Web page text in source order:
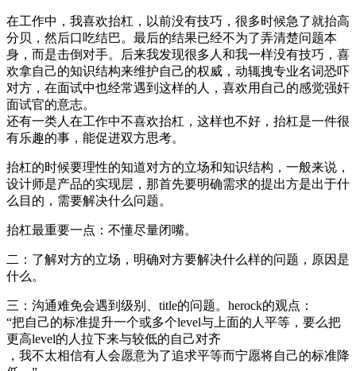
在工作中，我喜欢抬杠，以前没有技巧，很多时候急了就抬高
分贝，然后口吃结巴。最后的结果已经不为了弄清楚问题本
身，而是击倒对手。后来我发现很多人和我一样没有技巧，喜
欢拿自己的知识结构来维护自己的权威，动辄拽专业名词恐吓
对方，在面试中也经常遇到这样的人，喜欢用自己的感觉强奸
面试官的意志。
还有一类人在工作中不喜欢抬杠，这样也不好，抬杠是一件很
有乐趣的事，能促进双方思考。
抬杠的时候要理性的知道对方的立场和知识结构，一般来说，
设计师是产品的实现层，那首先要明确需求的提出方是出于什
么目的，需要解决什么问题。
抬杠最重要一点：不懂尽量闭嘴。
二：了解对方的立场，明确对方要解决什么样的问题，原因是
什么。
三：沟通难免会遇到级别、title的问题。herock的观点：
“把自己的标准提升一个或多个level与上面的人平等，要么把
更高level的人拉下来与较低的自己对齐
，我不太相信有人会愿意为了追求平等而宁愿将自己的标准降